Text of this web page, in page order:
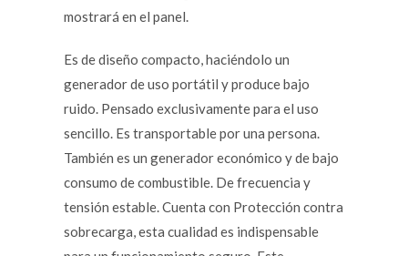
mostrará en el panel.
Es de diseño compacto, haciéndolo un
generador de uso portátil y produce bajo
ruido. Pensado exclusivamente para el uso
sencillo. Es transportable por una persona.
También es un generador económico y de bajo
consumo de combustible. De frecuencia y
tensión estable. Cuenta con Protección contra
sobrecarga, esta cualidad es indispensable